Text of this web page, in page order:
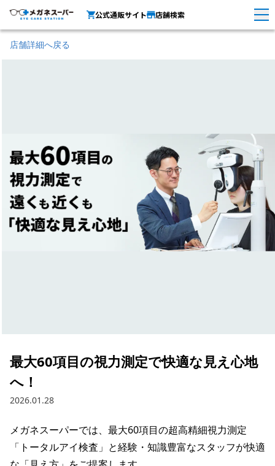
公式通販サイト 店舗検索
店舗詳細へ戻る
最大60項目の視力測定で快適な見え心地
へ！
2026.01.28
メガネスーパーでは、最大60項目の超高精細視力測定
「トータルアイ検査」と経験・知識豊富なスタッフが快適